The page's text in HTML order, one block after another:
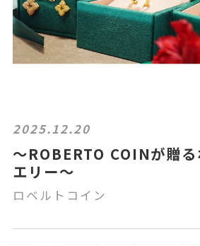
2025.12.20
～ROBERTO COINが贈
エリー～
ロベルトコイン